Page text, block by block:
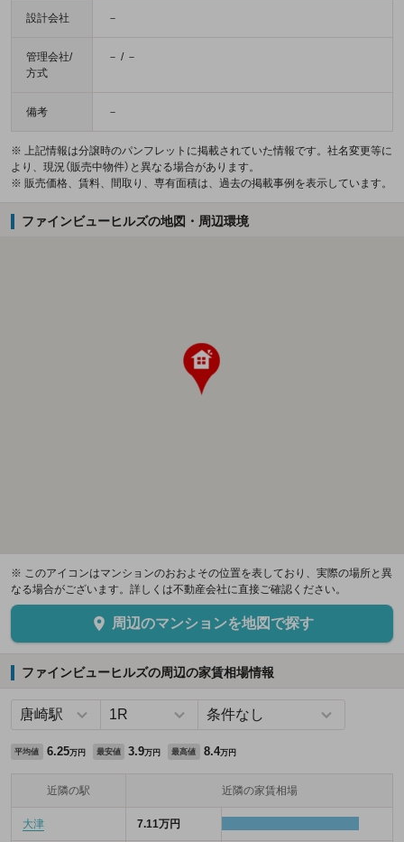
設計会社 －
管理会社/
方式
－ / －
備考 －
※ 上記情報は分譲時のパンフレットに掲載されていた情報です。社名変更等に
より、現況（販売中物件）と異なる場合があります。
※ 販売価格、賃料、間取り、専有面積は、過去の掲載事例を表示しています。
ファインビューヒルズの地図・周辺環境
※ このアイコンはマンションのおおよその位置を表しており、実際の場所と異
なる場合がございます。詳しくは不動産会社に直接ご確認ください。
周辺のマンションを地図で探す
ファインビューヒルズの周辺の家賃相場情報
平均値 6.25万円 最安値 3.9万円 最高値 8.4万円
近隣の駅 近隣の家賃相場
大津 7.11万円